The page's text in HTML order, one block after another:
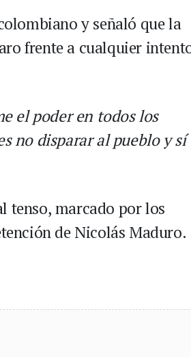
y señaló que la
frente a cualquier
el poder en todos los
no disparar al pueblo y sí
tenso, marcado por los
de Nicolás Maduro.